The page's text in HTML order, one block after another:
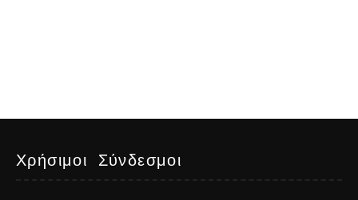
Χρήσιμοι Σύνδεσμοι